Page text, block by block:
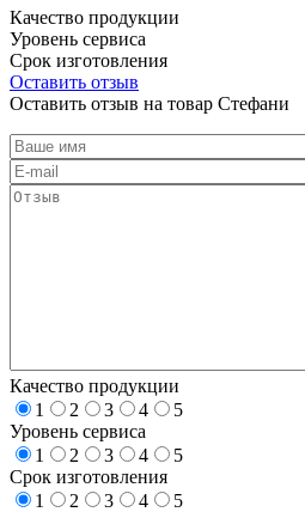
Качество продукции
Уровень сервиса
Срок изготовления
Оставить отзыв
Оставить отзыв на товар Стефани
Качество продукции
1
2 3 4
5
Уровень сервиса
1
2 3 4
5
Срок изготовления
1
2 3 4
5